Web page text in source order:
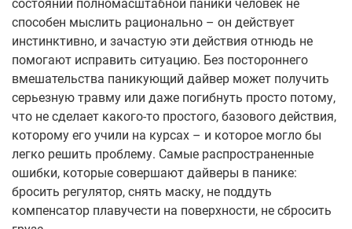
состоянии полномасштабной паники человек не
способен мыслить рационально – он действует
инстинктивно, и зачастую эти действия отнюдь не
помогают исправить ситуацию. Без постороннего
вмешательства паникующий дайвер может получить
серьезную травму или даже погибнуть просто потому,
что не сделает какого-то простого, базового действия,
которому его учили на курсах – и которое могло бы
легко решить проблему. Самые распространенные
ошибки, которые совершают дайверы в панике:
бросить регулятор, снять маску, не поддуть
компенсатор плавучести на поверхности, не сбросить